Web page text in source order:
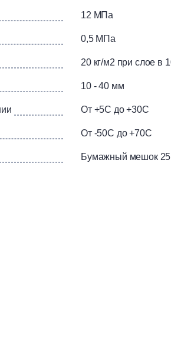
12 МПа
0,5 МПа
20 кг/м2 при слое в
10 - 40 мм
От +5С до +30С
От -50С до +70С
Бумажный мешок 25